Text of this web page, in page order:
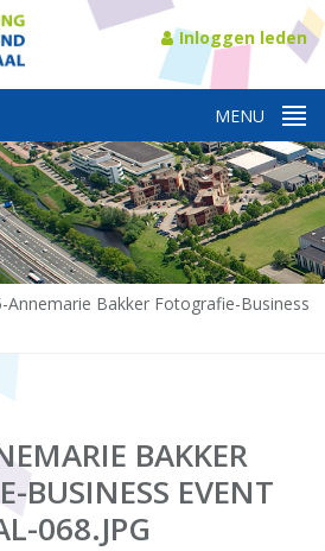
Inloggen leden
Annemarie Bakker Fotografie-Business
BAKKER
BUSINESS EVENT
068.JPG